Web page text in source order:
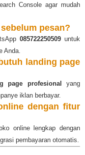
Console agar mudah
pesan?
085722250509untuk
Anda.
landing page
page profesional
yang
iklan berbayar.
dengan fitur
online lengkap dengan
pembayaran otomatis.